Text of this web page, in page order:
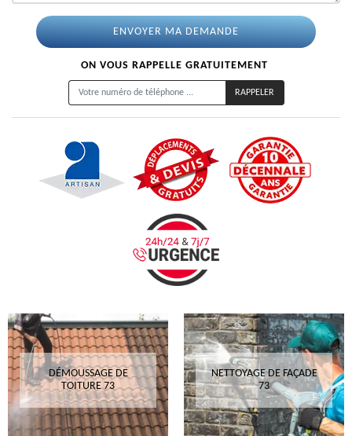
ON VOUS RAPPELLE GRATUITEMENT
DÉMOUSSAGE DE
TOITURE 73
NETTOYAGE DE FAÇADE
73